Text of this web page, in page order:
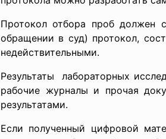
Протокол отбора проб должен
обращении в суд) протокол,
недействительными.
Результаты лабораторных
рабочие журналы и прочая
результатами.
Если полученный цифровой